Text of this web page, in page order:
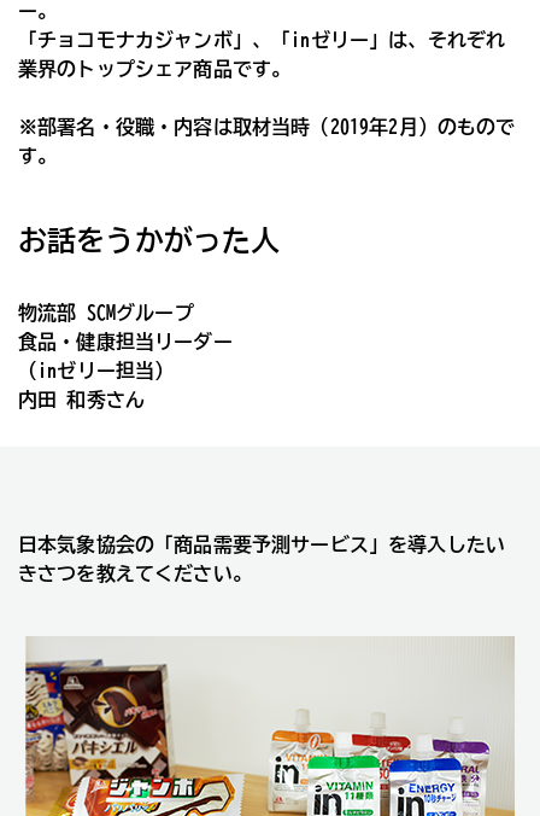
ー。
「チョコモナカジャンボ」、「inゼリー」は、それぞれ
業界のトップシェア商品です。
※部署名・役職・内容は取材当時（2019年2月）のもので
す。
お話をうかがった人
物流部 SCMグループ
食品・健康担当リーダー
（inゼリー担当）
内田 和秀さん
日本気象協会の「商品需要予測サービス」を導入したい
きさつを教えてください。